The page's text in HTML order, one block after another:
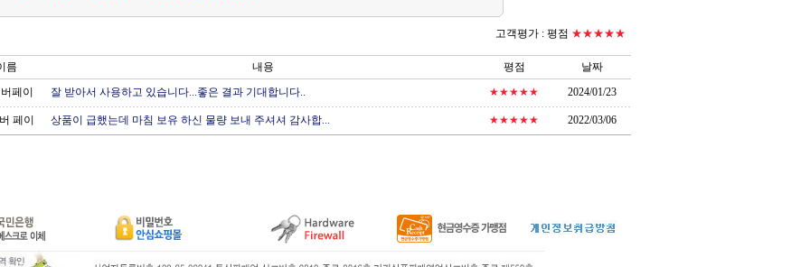
고객평가 : 평점 ★★★★★
름 내용 평점
날짜
페이
잘 받아서 사용하고 있습니다...좋은 결과 기대합니다.. ★★★★★ 2024/01/23
페이 상품이 급했는데 마침 보유 하신 물량 보내 주셔셔 감사합... ★★★★★ 2022/03/06